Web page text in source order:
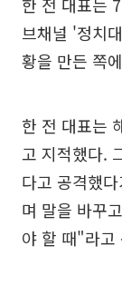
한 전 대표는
브채널 '정치
황을 만든 쪽
한 전 대표는
고 지적했다.
다고 공격했
며 말을 바꾸
야 할 때"라고